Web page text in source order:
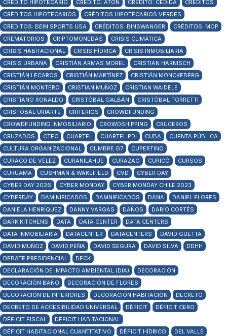
CRÉDITO HIPOTECARIO CRÉDITO: ATON CRÉDITO: CEDIDA
CRÉDITOS
CRÉDITOS HIPOTECARIOS
CRÉDITOS HIPOTECARIOS VERDES
CREDITOS: BEIN SPORTS USA
CRÉDITOS: BINSWANGER
CRÉDITOS: MOP
CREMATORIOS
CRIPTOMONEDAS
CRISIS CLIMÁTICA
CRISIS HABITACIONAL
CRISIS HÍDRICA
CRISIS INMOBILIARIA
CRISIS URBANA
CRISTIÁN ARMAS MOREL
CRISTIAN HARNISCH
CRISTIÁN LECAROS
CRISTIÁN MARTÍNEZ
CRISTIÁN MONCKEBERG
CRISTIÁN MONTERO
CRISTIAN MUÑOZ
CRISTIAN WAIDELE
CRISTIANO RONALDO
CRISTÓBAL GALBÁN
CRISTÓBAL TORRETTI
CRISTÓBAL URIARTE
CRITERIOS
CROWDFUNDING
CROWDFUNDING INMOBILIARIO
CROWDSHIPPING
CRUCEROS
CRUZADOS
CTEC CUARTEL CUARTEL PDI CUBA
CUENTA PÚBLICA
CULTURA ORGANIZACIONAL
CUMBRE G7
CUPERTINO
CURACO DE VÉLEZ
CURANILAHUE CURAZAO CURICÓ
CURSOS
CURUAMA
CUSHMAN & WAKEFIELD CVD
CYBER DAY
CYBER DAY 2026
CYBER MONDAY
CYBER MONDAY CHILE 2023
CYBERDAY
DAMINIFICADOS DAMNIFICADOS DANA
DANIEL FLORES
DANIELA HENRÍQUEZ
DANNY VARGAS DAÑOS
DARÍO CORTÉS
DARK KITCHENS
DATA DATA CENTER
DATA CENTERS
DATA INMOBILIARIA
DATACENTER DATACENTERS
DAVID GUETTA
DAVID MUÑOZ
DAVID PEÑA DAVID SEGURA DAVID SILVA
DDHH
DEBATE PRESIDENCIAL
DECK
DECLARACIÓN DE IMPACTO AMBIENTAL (DIA)
DECORACIÓN
DECORACIÓN BAÑO
DECORACIÓN DE FLORES
DECORACIÓN DE INTERIORES
DECORACIÓN HABITACIÓN
DECRETO
DECRETO DE ACCESIBILIDAD UNIVERSAL
DÉFICIT
DÉFICIT CERO
DÉFICIT FISCAL
DÉFICIT HABITACIONAL
DÉFICIT HABITACIONAL CUANTITATIVO
DÉFICIT HÍDRICO
DEL VALLE